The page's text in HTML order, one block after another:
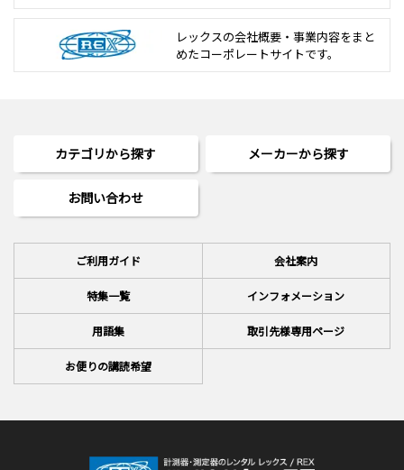
レックスの会社概要・事業内容をまと
めたコーポレートサイトです。
カテゴリから探す メーカーから探す
お問い合わせ
ご利用ガイド 会社案内
特集一覧 インフォメーション
用語集 取引先様専用ページ
お便りの講読希望